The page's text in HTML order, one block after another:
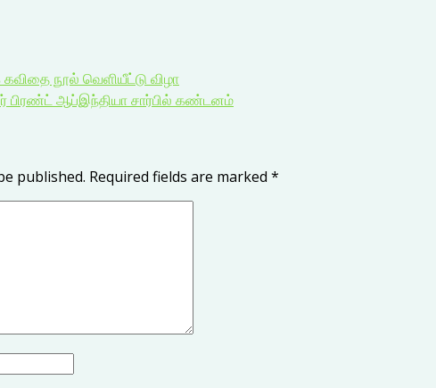
நூல் வெளியீட்டு விழா
பிரண்ட் ஆப்இந்தியா சார்பில் கண்டனம்
published. Required fields are marked *